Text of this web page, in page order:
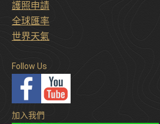
護照申請
全球匯率
世界天氣
Follow Us
加入我們